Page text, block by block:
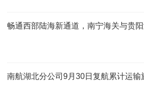
畅通西部陆海新通道，南宁海关与贵
南航湖北分公司9月30日复航累计运输